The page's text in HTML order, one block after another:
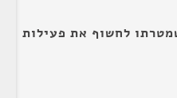
לחשוף את פעילות